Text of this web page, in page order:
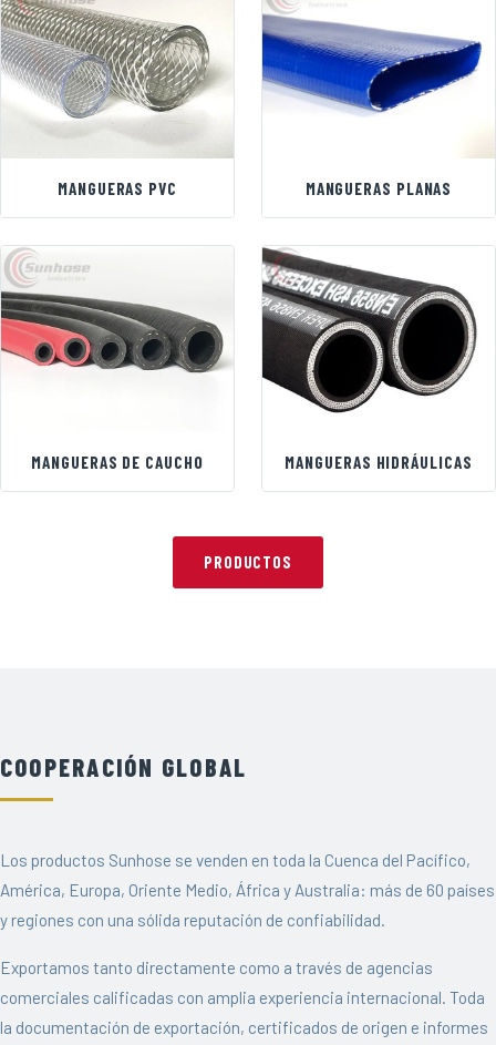
MANGUERAS PVC MANGUERAS PLANAS
MANGUERAS DE CAUCHO MANGUERAS HIDRÁULICAS
PRODUCTOS
COOPERACIÓN GLOBAL
Los productos Sunhose se venden en toda la Cuenca del Pacífico,
América, Europa, Oriente Medio, África y Australia: más de 60 países
y regiones con una sólida reputación de confiabilidad.
Exportamos tanto directamente como a través de agencias
comerciales calificadas con amplia experiencia internacional. Toda
la documentación de exportación, certificados de origen e informes